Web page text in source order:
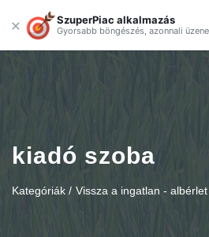
× SzuperPiac alkalmazás
Gyorsabb böngészés, azonnali
kiadó szoba
Kategóriák / Vissza a ingatlan -